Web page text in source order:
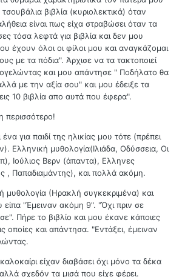
βιβλία (κυριολεκτικά) όταν
είναι πως είχα στραβώσει όταν τα
τόσα λεφτά για βιβλία και δεν μου
έχουν όλοι οι φίλοι μου και αναγκάζομαι
με τα πόδια". Άρχισε να τα τακτοποιεί
και μου απάντησε " Ποδήλατο θα
με την αξία σου" και μου έδειξε τα
10 βιβλία απο αυτά που έφερα".
περισσότερο!
για παιδί της ηλικίας μου τότε (πρέπει
Ελληνική μυθολογία(Ιλιάδα, Οδύσσεια, Οι
Ιούλιος Βερν (άπαντα), Ελληνες
, Παπαδιαμάντης), και πολλά ακόμη.
μυθολογία (Ηρακλή συγκεκριμένα) και
είπα "Έμειναν ακόμη 9". "Όχι πριν σε
Πήρε το βιβλίο και μου έκανε κάποιες
οποίες και απάντησα. "Εντάξει, έμειναν
είχαν διαβάσει όχι μόνο τα δέκα
σχεδόν τα μισά που είχε φέρει.